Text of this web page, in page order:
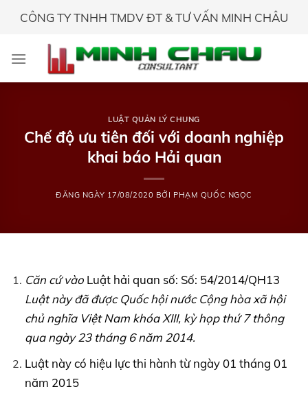
CÔNG TY TNHH TMDV ĐT & TƯ VẤN MINH CHÂU
LUẬT QUẢN LÝ CHUNG
Chế độ ưu tiên đối với doanh nghiệp
khai báo Hải quan
ĐĂNG NGÀY 17/08/2020 BỞI PHẠM QUỐC NGỌC
Căn cứ vào Luật hải quan số: Số: 54/2014/QH13
Luật này đã được Quốc hội nước Cộng hòa xã hội
chủ nghĩa Việt Nam khóa XIII, kỳ họp thứ 7 thông
qua ngày 23 tháng 6 năm 2014.
Luật này có hiệu lực thi hành từ ngày 01 tháng 01
năm 2015